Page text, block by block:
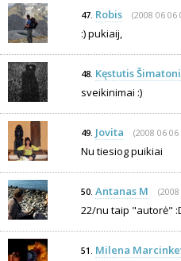
47. Robis (2008 06 06
:) pukiaij,
48. Kęstutis
sveikinimai :)
49. Jovita (2008 06 06
Nu tiesiog puikiai
50. Antanas M
22/nu taip "autorė"
51. Milena